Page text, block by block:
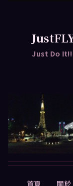
Just Do It!!
首頁 關